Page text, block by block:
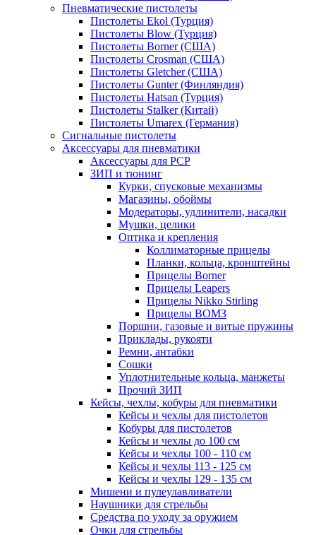
Пневматические пистолеты
Пистолеты Ekol (Турция)
Пистолеты Blow (Турция)
Пистолеты Borner (США)
Пистолеты Crosman (США)
Пистолеты Gletcher (США)
Пистолеты Gunter (Финляндия)
Пистолеты Hatsan (Турция)
Пистолеты Stalker (Китай)
Пистолеты Umarex (Германия)
Сигнальные пистолеты
Аксессуары для пневматики
Аксессуары для PCP
ЗИП и тюнинг
Курки, спусковые механизмы
Магазины, обоймы
Модераторы, удлинители, насадки
Мушки, целики
Оптика и крепления
Коллиматорные прицелы
Планки, кольца, кронштейны
Прицелы Borner
Прицелы Leapers
Прицелы Nikko Stirling
Прицелы ВОМЗ
Поршни, газовые и витые пружины
Приклады, рукояти
Ремни, антабки
Сошки
Уплотнительные кольца, манжеты
Прочий ЗИП
Кейсы, чехлы, кобуры для пневматики
Кейсы и чехлы для пистолетов
Кобуры для пистолетов
Кейсы и чехлы до 100 см
Кейсы и чехлы 100 - 110 см
Кейсы и чехлы 113 - 125 см
Кейсы и чехлы 129 - 135 см
Мишени и пулеулавливатели
Наушники для стрельбы
Средства по уходу за оружием
Очки для стрельбы